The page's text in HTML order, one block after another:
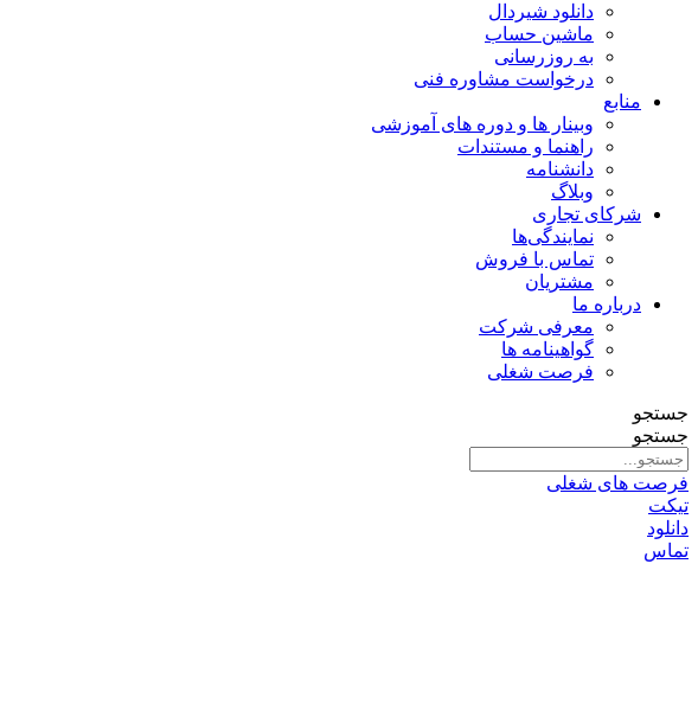
دانلود شیردال
ماشین حساب
به روزرسانی
درخواست مشاوره فنی
منابع
وبینار ها و دوره های آموزشی
راهنما و مستندات
دانشنامه
وبلاگ
شرکای تجاری
نمایندگی‌ها
تماس با فروش
مشتریان
درباره ما
معرفی شرکت
گواهینامه ها
فرصت شغلی
جستجو
جستجو
فرصت های شغلی
تیکت
دانلود
تماس